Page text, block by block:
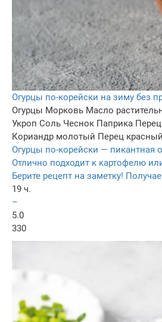
Огурцы по-корейски на зиму без
Огурцы Морковь Масло
Укроп Соль Чеснок Паприка
Кориандр молотый Перец
Огурцы по-корейски — пикантная
Отлично подходит к картофелю
Берите рецепт на заметку!
19 ч.
–
5.0
330